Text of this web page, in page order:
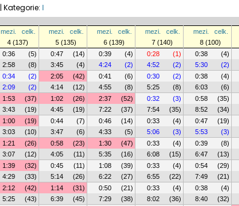
| Kategorie: I
mezi. celk. mezi. celk. mezi. celk. mezi. celk. mezi. celk.
4 (137) 5 (135) 6 (139) 7 (140) 8 (100)
0:36 (5) 0:47 (14) 0:39 (4) 0:28 (1) 0:38 (4)
2:58 (8) 3:45 (4) 4:24 (2) 4:52 (2) 5:30 (2)
0:34 (2) 2:05 (42) 0:41 (6) 0:30 (2) 0:38 (4)
2:09 (2) 4:14 (12) 4:55 (8) 5:25 (8) 6:03 (6)
1:53 (37) 1:02 (26) 2:37 (52) 0:32 (3) 0:58 (35)
3:43 (19) 4:45 (19) 7:22 (37) 7:54 (35) 8:52 (34)
1:00 (19) 0:44 (7) 0:46 (14) 0:33 (4) 0:47 (19)
3:03 (10) 3:47 (6) 4:33 (5) 5:06 (3) 5:53 (3)
1:21 (26) 0:58 (23) 1:30 (47) 0:33 (4) 0:39 (8)
3:07 (12) 4:05 (11) 5:35 (16) 6:08 (15) 6:47 (13)
1:39 (32) 0:45 (11) 1:08 (39) 0:33 (4) 0:54 (29)
4:29 (33) 5:14 (26) 6:22 (27) 6:55 (22) 7:49 (21)
2:12 (42) 1:14 (31) 0:50 (21) 0:33 (4) 0:38 (4)
5:25 (43) 6:39 (45) 7:29 (38) 8:02 (36) 8:40 (32)